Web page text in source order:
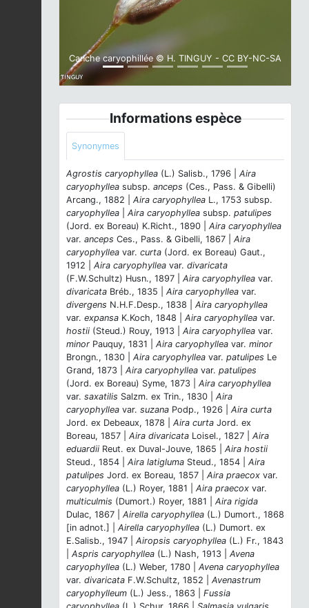
Canche caryophillée © H. TINGUY - CC BY-NC-SA
Informations espèce
Synonymes
Agrostis caryophyllea (L.) Salisb., 1796 | Aira
caryophyllea subsp. anceps (Ces., Pass. & Gibelli)
Arcang., 1882 | Aira caryophyllea L., 1753 subsp.
caryophyllea
Aira caryophyllea subsp. patulipes
(Jord. ex Boreau) K.Richt., 1890 | Aira caryophyllea
var. anceps Ces., Pass. & Gibelli, 1867 | Aira
caryophyllea var. curta (Jord. ex Boreau) Gaut.,
1912 | Aira caryophyllea var. divaricata
(F.W.Schultz) Husn., 1897 | Aira caryophyllea var.
divaricata Bréb., 1835 | Aira caryophyllea var.
divergens N.H.F.Desp., 1838 | Aira caryophyllea
var. expansa K.Koch, 1848 | Aira caryophyllea var.
hostii (Steud.) Rouy, 1913 | Aira caryophyllea var.
minor Pauquy, 1831 | Aira caryophyllea var. minor
Brongn., 1830 | Aira caryophyllea var. patulipes Le
Grand, 1873 | Aira caryophyllea var. patulipes
(Jord. ex Boreau) Syme, 1873 | Aira caryophyllea
var. saxatilis Salzm. ex Trin., 1830 | Aira
caryophyllea var. suzana Podp., 1926 | Aira curta
Jord. ex Debeaux, 1878 | Aira curta Jord. ex
Boreau, 1857 | Aira divaricata Loisel., 1827 | Aira
eduardii Reut. ex Duval-Jouve, 1865 | Aira hostii
Steud., 1854 | Aira latigluma Steud., 1854 | Aira
patulipes Jord. ex Boreau, 1857 | Aira praecox var.
caryophyllea (L.) Royer, 1881 | Aira praecox var.
multiculmis (Dumort.) Royer, 1881 | Aira rigida
Dulac, 1867 | Airella caryophyllea (L.) Dumort., 1868
[in adnot.] | Airella caryophyllea (L.) Dumort. ex
E.Salisb., 1947 | Airopsis caryophyllea (L.) Fr., 1843
Aspris caryophyllea (L.) Nash, 1913 | Avena
caryophyllea (L.) Weber, 1780 | Avena caryophyllea
var. divaricata F.W.Schultz, 1852 | Avenastrum
caryophylleum (L.) Jess., 1863 | Fussia